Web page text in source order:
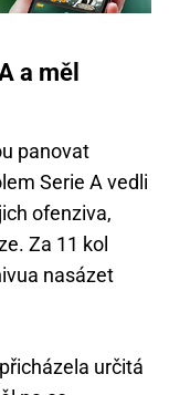
a měl
panovat
Serie A vedli
ofenziva,
Za 11 kol
nasázet
určitá